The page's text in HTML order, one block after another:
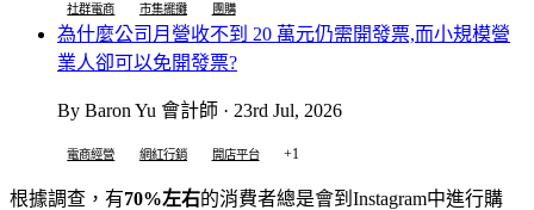
社群電商 市集擺攤 團購
為什麼公司月營收不到 20 萬元仍需開發票,而小規模營
業人卻可以免開發票?
By Baron Yu 會計師 · 23rd Jul, 2026
電商經營 網紅行銷 開店平台 +1
根據調查，有70%左右的消費者總是會到Instagram中進行購